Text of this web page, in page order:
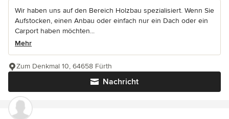
Wir haben uns auf den Bereich Holzbau spezialisiert. Wenn Sie
Aufstocken, einen Anbau oder einfach nur ein Dach oder ein
Carport haben möchten...
Mehr
Nachricht
Zum Denkmal 10, 64658 Fürth